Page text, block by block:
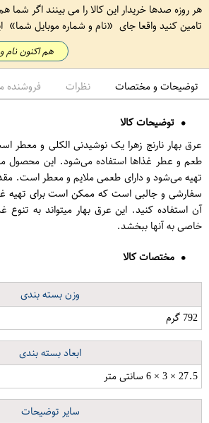
هر روزه صدها خریدار این کالا را می بینند اگر شما هم
تامین کنید واقعا جای
نام و شماره موبایل شما
هم اکنون نام و
توضیحات و مختصات نظرات فروشنده
توضیحات کالا
عرق بهار نارنج زهرا یک نوشیدنی الکلی و معطر
طعم و عطر غذاها استفاده می‌شود. این محصول
سفارشی و جالبی است که ممکن است برای تهیه
آن استفاده کنید. این عرق بهار میتواند به
خاصی به آنها ببخشد.
مختصات کالا
وزن بسته بندی
792 گرم
ابعاد بسته بندی
27.5 × 3 × 6 سانتی متر
سایر توضیحات